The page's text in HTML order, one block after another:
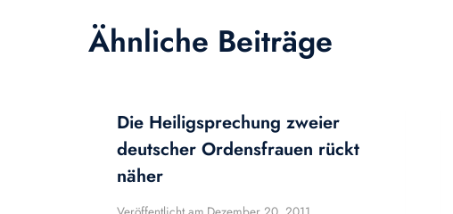
Ähnliche Beiträge
Die Heiligsprechung zweier
deutscher Ordensfrauen rückt
näher